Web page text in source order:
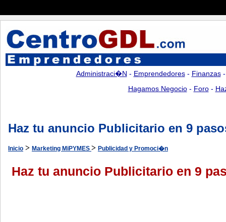
Administraci�n - Emprendedores- Finanzas
Hagamos Negocio- Foro-
Haz tu anuncio Publicitario en 9
Inicio > Marketing MiPYMES > Publicidad y Promoci�n
Haz tu anuncio Publicitario en 9